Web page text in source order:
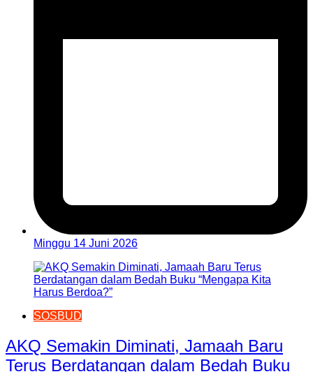
Minggu 14 Juni 2026
SOSBUD
AKQ Semakin Diminati, Jamaah Baru
Terus Berdatangan dalam Bedah Buku